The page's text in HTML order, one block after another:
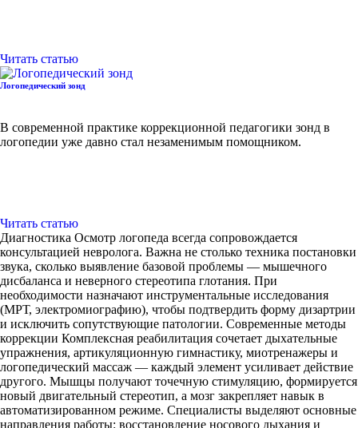
Читать статью
Логопедический зонд
В современной практике коррекционной педагогики зонд в
логопедии уже давно стал незаменимым помощником.
Читать статью
Диагностика Осмотр логопеда всегда сопровождается
консультацией невролога. Важна не столько техника постановки
звука, сколько выявление базовой проблемы — мышечного
дисбаланса и неверного стереотипа глотания. При
необходимости назначают инструментальные исследования
(МРТ, электромиографию), чтобы подтвердить форму дизартрии
и исключить сопутствующие патологии. Современные методы
коррекции Комплексная реабилитация сочетает дыхательные
упражнения, артикуляционную гимнастику, миотренажеры и
логопедический массаж — каждый элемент усиливает действие
другого. Мышцы получают точечную стимуляцию, формируется
новый двигательный стереотип, а мозг закрепляет навык в
автоматизированном режиме. Специалисты выделяют основные
направления работы: восстановление носового дыхания и